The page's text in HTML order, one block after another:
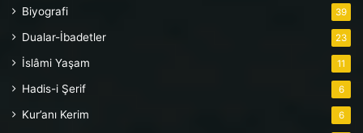
Biyografi 39
Dualar-İbadetler 23
İslâmi Yaşam 11
Hadis-i Şerif 6
Kur’anı Kerim 6